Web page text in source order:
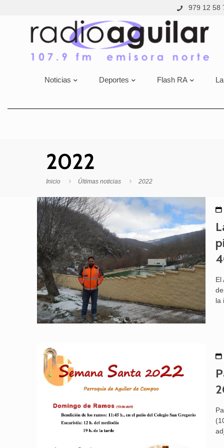
979 12 58
Noticias Deportes Flash RA
2022
Inicio Últimas noticias 2022
El
la